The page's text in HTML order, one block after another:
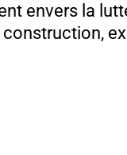
envers la